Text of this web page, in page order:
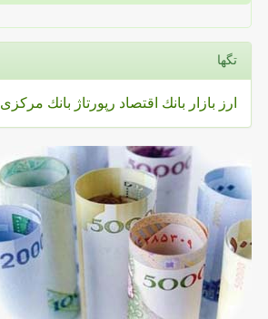
تگها
ارز بازار بانك اقتصاد رپورتاژ بانك مركزی